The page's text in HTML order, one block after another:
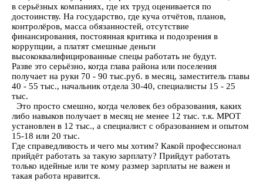
в серьёзных компаниях, где их труд оценивается по
достоинству. На государство, где куча отчётов, планов,
контролёров, масса обязанностей, отсутствие
финансирования, постоянная критика и подозрения в
коррупции, а платят смешные деньги
высококвалифицированные спецы работать не будут.
Разве это серьёзно, когда глава района или поселения
получает на руки 70 - 90 тыс.руб. в месяц, заместитель главы
40 - 55 тыс., начальник отдела 30-40, специалисты 15 - 25
тыс.
Это просто смешно, когда человек без образования, каких
либо навыков получает в месяц не менее 12 тыс. т.к. МРОТ
установлен в 12 тыс., а специалист с образованием и опытом
15-18 или 20 тыс.
Где справедливость и чего мы хотим? Какой профессионал
прийдёт работать за такую зарплату? Прийдут работать
только идейные или те кому размер зарплаты не важен и
такая работа нравится.